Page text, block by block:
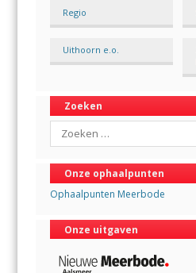
Regio
Uithoorn e.o.
Zoeken
Search
Onze ophaalpunten
Ophaalpunten Meerbode
Onze uitgaven